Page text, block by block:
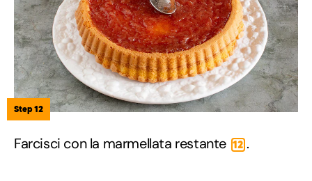
Step 12
Farcisci con la marmellata restante 12 .